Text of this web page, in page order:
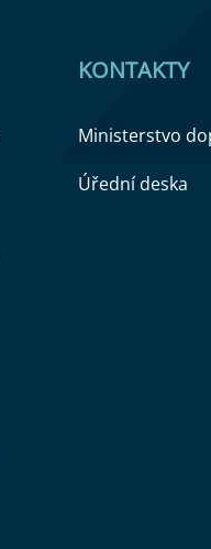
KONTAKTY
Ministerstvo
Úřední deska